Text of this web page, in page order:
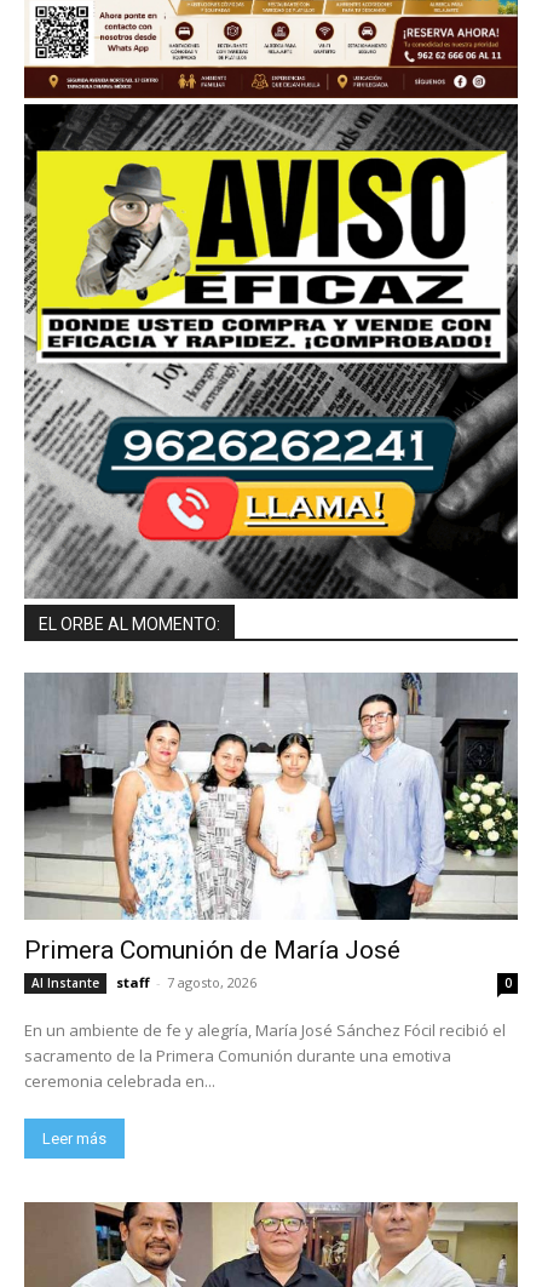
EL ORBE AL MOMENTO:
Primera Comunión de María José
Al Instante staff - 7 agosto, 2026 0
En un ambiente de fe y alegría, María José Sánchez Fócil recibió el
sacramento de la Primera Comunión durante una emotiva
ceremonia celebrada en...
Leer más